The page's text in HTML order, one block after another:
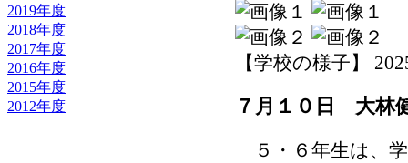
2019年度
2018年度
2017年度
2016年度
2015年度
2012年度
【学校の様子】
７月１０日 大林
５・６年生は、